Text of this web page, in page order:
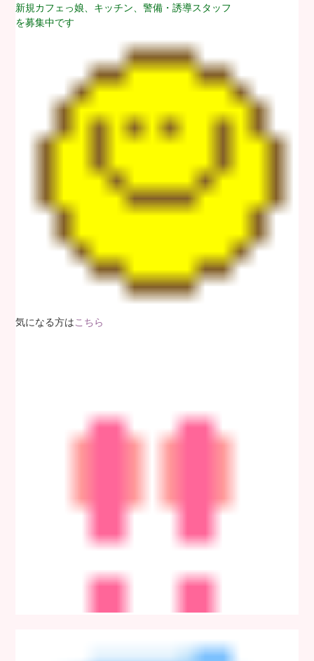
新規カフェっ娘、キッチン、警備・誘導スタッフ
を募集中です
気になる方はこちら